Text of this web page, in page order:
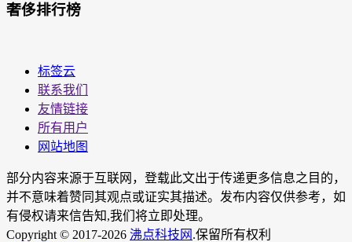
奢侈排行榜
标签云
联系我们
友情链接
所有用户
网站地图
部分内容来源于互联网，登载此文出于传递更多信息之目的，
并不意味着赞同其观点或证实其描述。发布内容仅供参考，如
有侵权请来信告知,我们将立即处理。
Copyright © 2017-2026 沸点科技网 .保留所有权利